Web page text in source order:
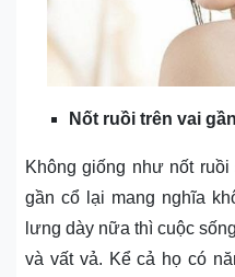
Nốt ruồi trên vai
Không giống như nốt
gần cổ lại mang nghĩa
lưng dày nữa thì cuộc
và vất vả. Kể cả họ có